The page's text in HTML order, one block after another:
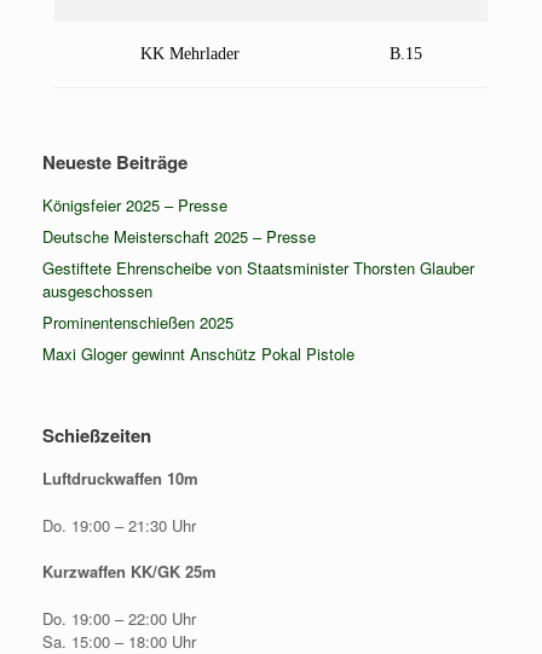
KK Mehrlader B.15
Neueste Beiträge
Königsfeier 2025 – Presse
Deutsche Meisterschaft 2025 – Presse
Gestiftete Ehrenscheibe von Staatsminister Thorsten Glauber
ausgeschossen
Prominentenschießen 2025
Maxi Gloger gewinnt Anschütz Pokal Pistole
Schießzeiten
Luftdruckwaffen 10m
Do. 19:00 – 21:30 Uhr
Kurzwaffen KK/GK 25m
Do. 19:00 – 22:00 Uhr
Sa. 15:00 – 18:00 Uhr